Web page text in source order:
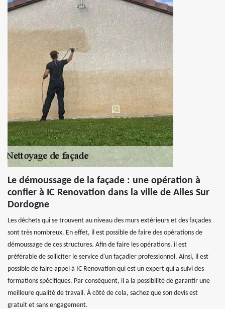
Le démoussage de la façade : une opération à
confier à IC Renovation dans la ville de Alles Sur
Dordogne
Les déchets qui se trouvent au niveau des murs extérieurs et des façades
sont très nombreux. En effet, il est possible de faire des opérations de
démoussage de ces structures. Afin de faire les opérations, il est
préférable de solliciter le service d'un façadier professionnel. Ainsi, il est
possible de faire appel à IC Renovation qui est un expert qui a suivi des
formations spécifiques. Par conséquent, il a la possibilité de garantir une
meilleure qualité de travail. À côté de cela, sachez que son devis est
gratuit et sans engagement.